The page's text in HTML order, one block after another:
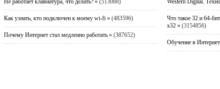
Не работает клавиатура, что делать? »(513088)
Как узнать, кто подключен к моему wi-fi »(483596)
Почему Интернет стал медленно работать »(387652)
Western Digital.
Что такое 32 и 64-
x32 »(3154856)
Обучение в